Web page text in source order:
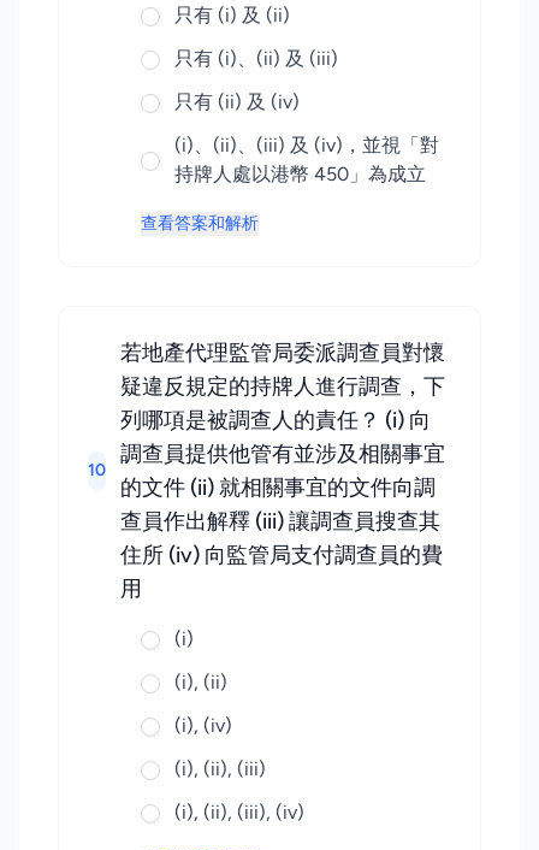
只有 (i) 及 (ii)
只有 (i)、(ii) 及 (iii)
只有 (ii) 及 (iv)
(i)、(ii)、(iii) 及 (iv)，並視「對
持牌人處以港幣 450」為成立
查看答案和解析
10
若地產代理監管局委派調查員對懷
疑違反規定的持牌人進行調查，下
列哪項是被調查人的責任？ (i) 向
調查員提供他管有並涉及相關事宜
的文件 (ii) 就相關事宜的文件向調
查員作出解釋 (iii) 讓調查員搜查其
住所 (iv) 向監管局支付調查員的費
用
(i)
(i), (ii)
(i), (iv)
(i), (ii), (iii)
(i), (ii), (iii), (iv)